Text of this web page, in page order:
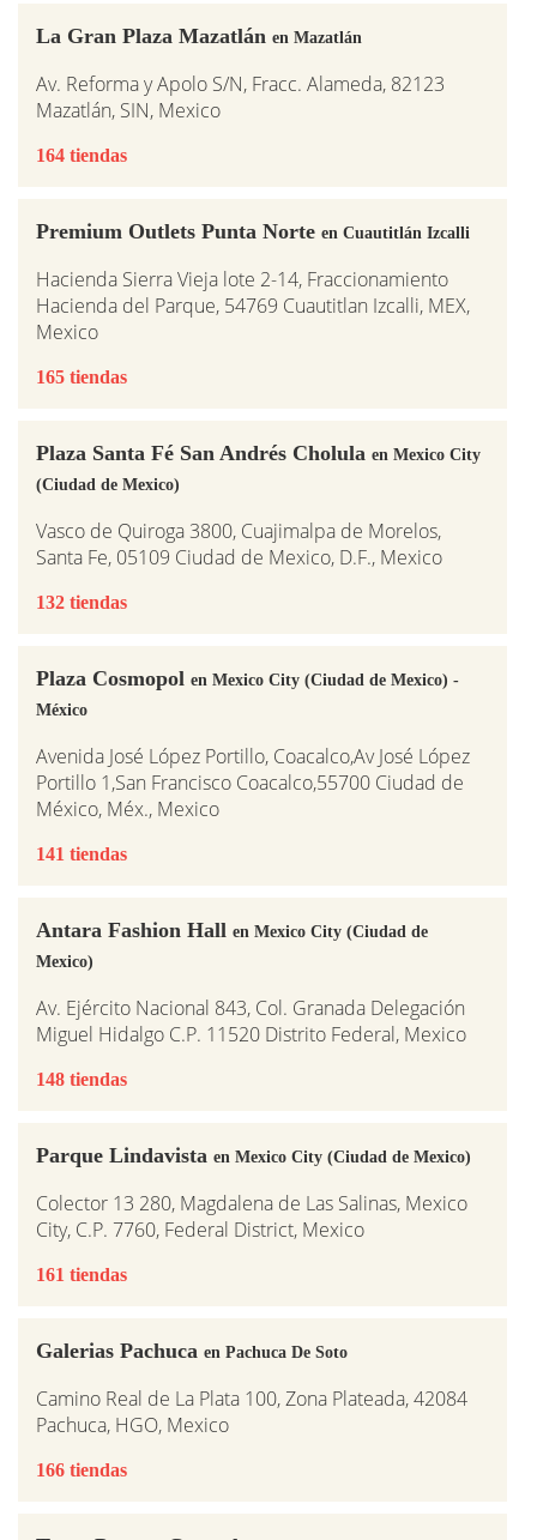
La Gran Plaza Mazatlán en Mazatlán
Av. Reforma y Apolo S/N, Fracc. Alameda, 82123
Mazatlán, SIN, Mexico
164 tiendas
Premium Outlets Punta Norte en Cuautitlán Izcalli
Hacienda Sierra Vieja lote 2-14, Fraccionamiento
Hacienda del Parque, 54769 Cuautitlan Izcalli, MEX,
Mexico
165 tiendas
Plaza Santa Fé San Andrés Cholula en Mexico City
(Ciudad de Mexico)
Vasco de Quiroga 3800, Cuajimalpa de Morelos,
Santa Fe, 05109 Ciudad de Mexico, D.F., Mexico
132 tiendas
Plaza Cosmopol en Mexico City (Ciudad de Mexico) -
México
Avenida José López Portillo, Coacalco,Av José López
Portillo 1,San Francisco Coacalco,55700 Ciudad de
México, Méx., Mexico
141 tiendas
Antara Fashion Hall en Mexico City (Ciudad de
Mexico)
Av. Ejército Nacional 843, Col. Granada Delegación
Miguel Hidalgo C.P. 11520 Distrito Federal, Mexico
148 tiendas
Parque Lindavista en Mexico City (Ciudad de Mexico)
Colector 13 280, Magdalena de Las Salinas, Mexico
City, C.P. 7760, Federal District, Mexico
161 tiendas
Galerias Pachuca en Pachuca De Soto
Camino Real de La Plata 100, Zona Plateada, 42084
Pachuca, HGO, Mexico
166 tiendas